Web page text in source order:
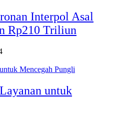
Interpol Asal
Rp210 Triliun
untuk